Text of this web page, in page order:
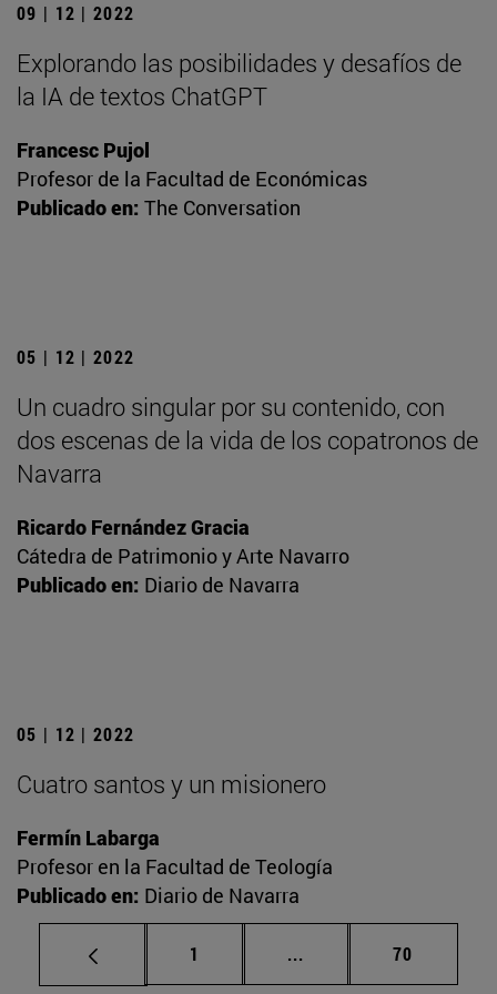
09 | 12 | 2022
Explorando las posibilidades y desafíos de
la IA de textos ChatGPT
Francesc Pujol
Profesor de la Facultad de Económicas
Publicado en: The Conversation
05 | 12 | 2022
Un cuadro singular por su contenido, con
dos escenas de la vida de los copatronos de
Navarra
Ricardo Fernández Gracia
Cátedra de Patrimonio y Arte Navarro
Publicado en: Diario de Navarra
05 | 12 | 2022
Cuatro santos y un misionero
Fermín Labarga
Profesor en la Facultad de Teología
Publicado en: Diario de Navarra
Página
1 ... Páginas intermedias
Página
70